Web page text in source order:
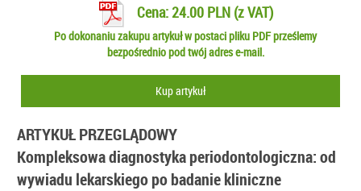
Cena: 24.00 PLN (z VAT)
Po dokonaniu zakupu artykuł w postaci pliku PDF prześlemy
bezpośrednio pod twój adres e-mail.
Kup artykuł
ARTYKUŁ PRZEGLĄDOWY
Kompleksowa diagnostyka periodontologiczna: od
wywiadu lekarskiego po badanie kliniczne